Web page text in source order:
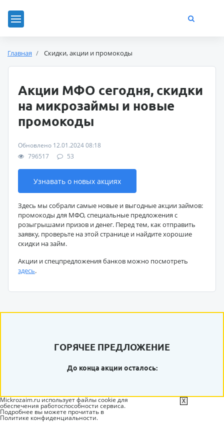
Главная Скидки, акции и промокоды
Акции МФО сегодня, скидки
на микрозаймы и новые
промокоды
Обновлено 12.01.2024 08:18
796517
53
Узнавать о новых акциях
Здесь мы собрали самые новые и выгодные акции займов:
промокоды для МФО, специальные предложения с
розыгрышами призов и денег. Перед тем, как отправить
заявку, проверьте на этой странице и найдите хорошие
скидки на займ.
Акции и спецпредложения банков можно посмотреть
здесь.
ГОРЯЧЕЕ ПРЕДЛОЖЕНИЕ
До конца акции осталось:
Mickrozaim.ru использует файлы cookie для
обеспечения работоспособности сервиса.
Подробнее вы можете прочитать в
Политике конфиденциальности.
X